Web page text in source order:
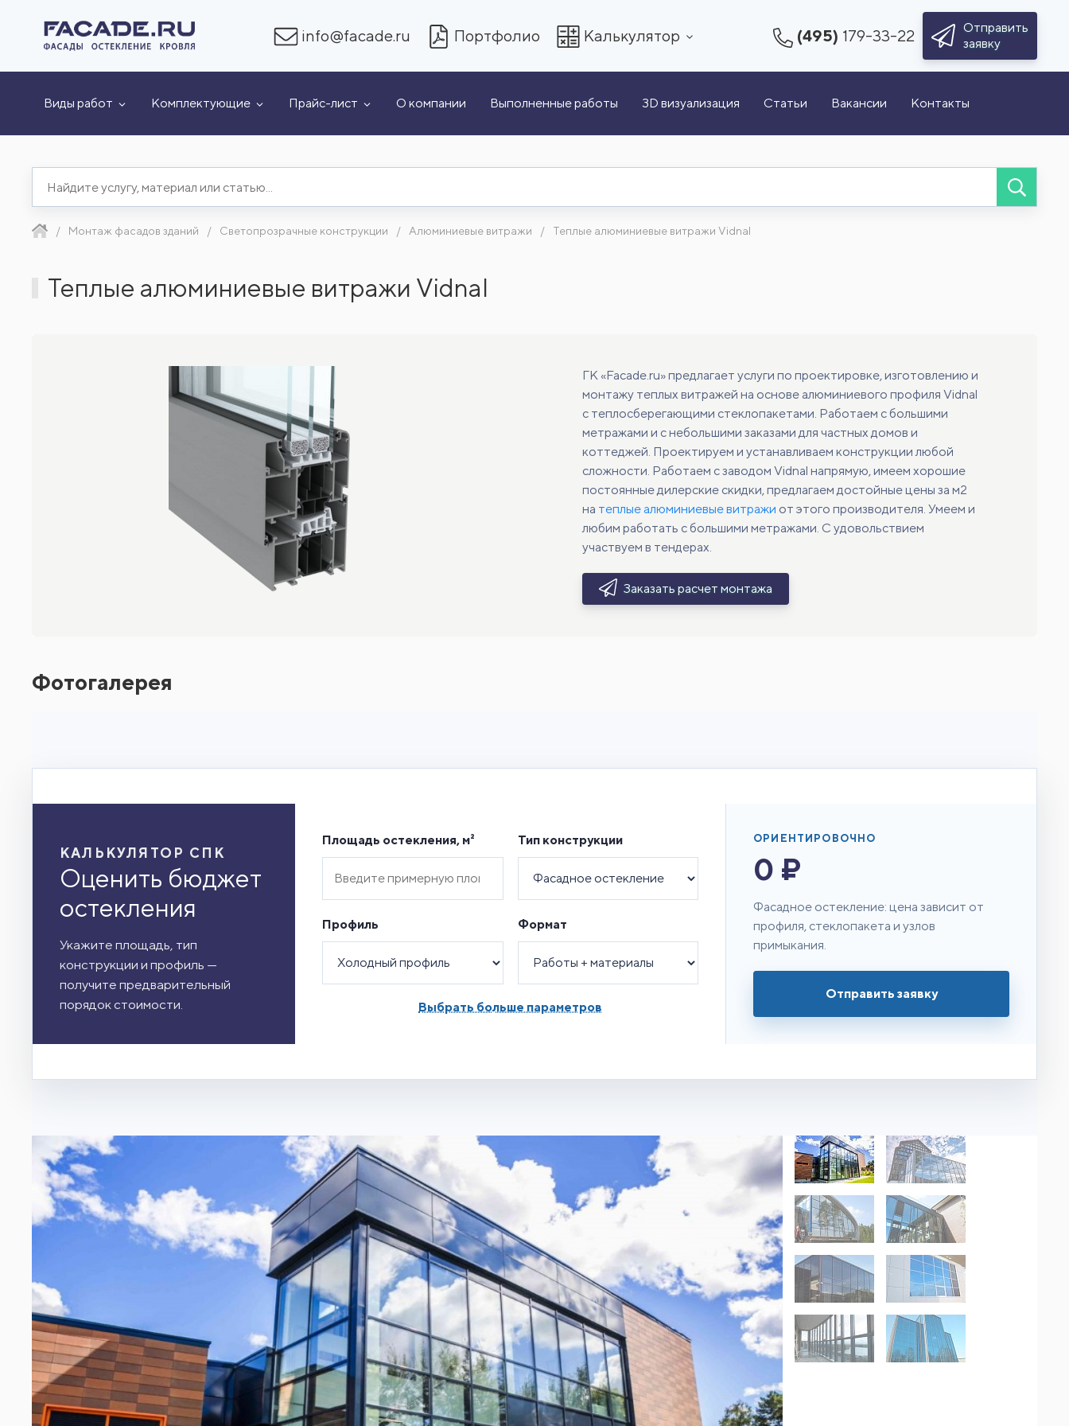
info@facade.ru Портфолио Калькулятор (495) 179-33-22
Отправить
заявку
Виды работ Комплектующие Прайс-лист О компании Выполненные работы 3D визуализация Статьи Вакансии Контакты
Монтаж фасадов зданий Светопрозрачные конструкции Алюминиевые витражи Теплые алюминиевые витражи Vidnal
Теплые алюминиевые витражи Vidnal
ГК «Facade.ru» предлагает услуги по проектировке, изготовлению и
монтажу теплых витражей на основе алюминиевого профиля Vidnal
с теплосберегающими стеклопакетами. Работаем с большими
метражами и с небольшими заказами для частных домов и
коттеджей. Проектируем и устанавливаем конструкции любой
сложности. Работаем с заводом Vidnal напрямую, имеем хорошие
постоянные дилерские скидки, предлагаем достойные цены за м2
на теплые алюминиевые витражи от этого производителя. Умеем и
любим работать с большими метражами. С удовольствием
участвуем в тендерах.
Заказать расчет монтажа
Фотогалерея
КАЛЬКУЛЯТОР СПК
Оценить бюджет
остекления
Укажите площадь, тип
конструкции и профиль —
получите предварительный
порядок стоимости.
Площадь остекления, м² Тип конструкции
Профиль Формат
Выбрать больше параметров
ОРИЕНТИРОВОЧНО
0 ₽
Фасадное остекление: цена зависит от
профиля, стеклопакета и узлов
примыкания.
Отправить заявку